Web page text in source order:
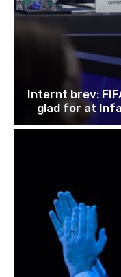
Internt brev:
glad for at